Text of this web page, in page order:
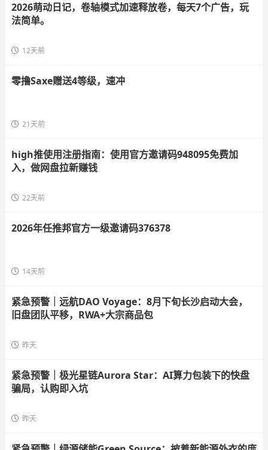
2026萌动日记，卷轴模式加速释放卷，每天7个广告，玩
法简单。
12天前
零撸Saxe赠送4等级，速冲
21天前
high推使用注册指南：使用官方邀请码948095免费加
入，做网盘拉新赚钱
22天前
2026年任推邦官方一级邀请码376378
14天前
紧急预警｜远航DAO Voyage：8月下旬长沙启动大会，
旧盘团队平移，RWA+大宗商品包
昨天
紧急预警｜极光星链Aurora Star：AI算力包装下的快盘
骗局，认购即入坑
昨天